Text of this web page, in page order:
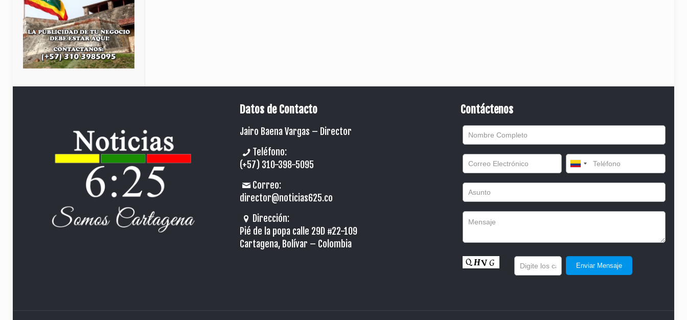
Datos de Contacto
Jairo Baena Vargas – Director
Teléfono:
(+57) 310-398-5095
Correo:
director@noticias625.co
Dirección:
Pié de la popa calle 29D #22-109
Cartagena, Bolívar – Colombia
Contáctenos